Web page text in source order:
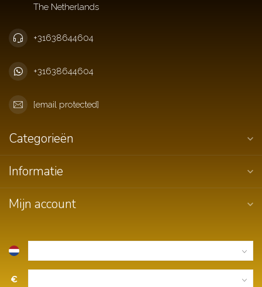
+31638644604
+31638644604
[email protected]
Categorieën
Informatie
Mijn account
€